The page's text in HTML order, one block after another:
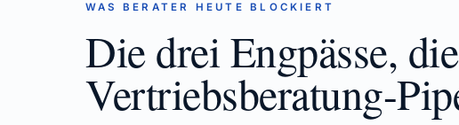
WAS BERATER HEUTE BLOCKIERT
Die drei Engpässe,
Vertriebsberatung-